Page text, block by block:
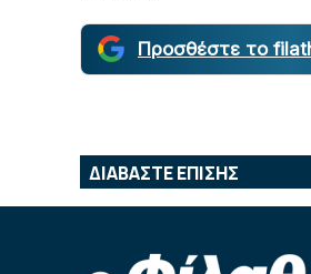
Προσθέστε το
ΔΙΑΒΑΣΤΕ ΕΠΙΣΗΣ